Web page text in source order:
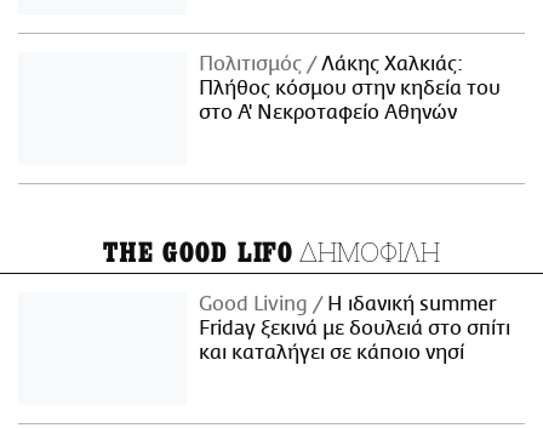
Πολιτισμός
Λάκης Χαλκιάς:
Πλήθος κόσμου στην κηδεία του
στο Α' Νεκροταφείο Αθηνών
THE GOOD LIFO ΔΗΜΟΦΙΛΗ
Good Living
Η ιδανική summer
Friday ξεκινά με δουλειά στο σπίτι
και καταλήγει σε κάποιο νησί